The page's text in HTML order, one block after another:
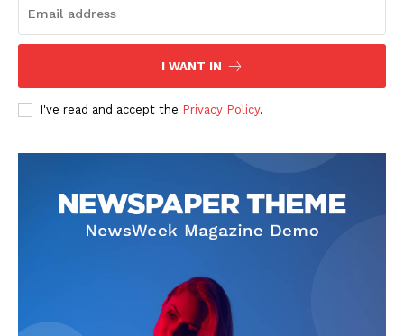
I WANT IN
I've read and accept the Privacy Policy.